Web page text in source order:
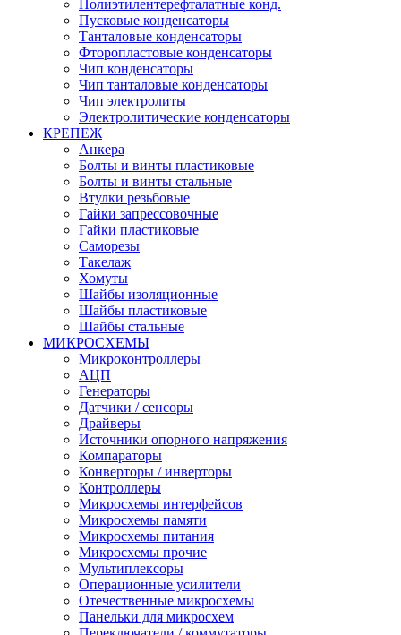
Полиэтилентерефталатные конд.
Пусковые конденсаторы
Танталовые конденсаторы
Фторопластовые конденсаторы
Чип конденсаторы
Чип танталовые конденсаторы
Чип электролиты
Электролитические конденсаторы
КРЕПЕЖ
Анкера
Болты и винты пластиковые
Болты и винты стальные
Втулки резьбовые
Гайки запрессовочные
Гайки пластиковые
Саморезы
Такелаж
Хомуты
Шайбы изоляционные
Шайбы пластиковые
Шайбы стальные
МИКРОСХЕМЫ
Микроконтроллеры
АЦП
Генераторы
Датчики / сенсоры
Драйверы
Источники опорного напряжения
Компараторы
Конверторы / инверторы
Контроллеры
Микросхемы интерфейсов
Микросхемы памяти
Микросхемы питания
Микросхемы прочие
Мультиплексоры
Операционные усилители
Отечественные микросхемы
Панельки для микросхем